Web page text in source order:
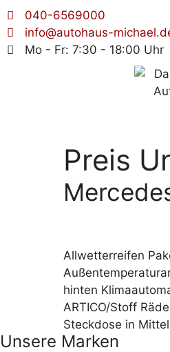
040-6569000
info@autohaus-
Mo - Fr: 7:30 - 18:00 Uhr
Preis
Allwetterreifen
hinten
ARTICO/Stoff
Steckdose in
Unsere Marken